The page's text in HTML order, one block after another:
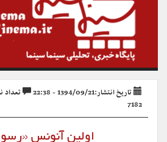
تاریخ انتشار:1394/09/21 - 22:38 تعداد
7182
اولین آنونس